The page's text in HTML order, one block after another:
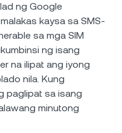
ng Google
kaysa sa SMS-
sa mga SIM
ng isang
na ilipat ang iyong
nila. Kung
paglipat sa isang
minutong